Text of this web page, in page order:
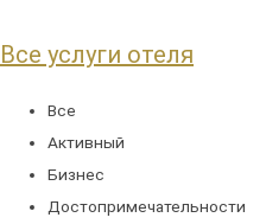
Все услуги отеля
Все
Активный
Бизнес
Достопримечательности